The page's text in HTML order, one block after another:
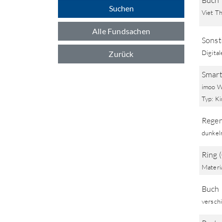
Suchen
Alle Fundsachen
Zurück
Viet
imoo
Typ:
Ring
Buch